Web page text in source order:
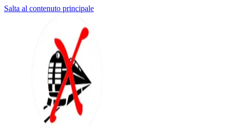
Salta al contenuto principale